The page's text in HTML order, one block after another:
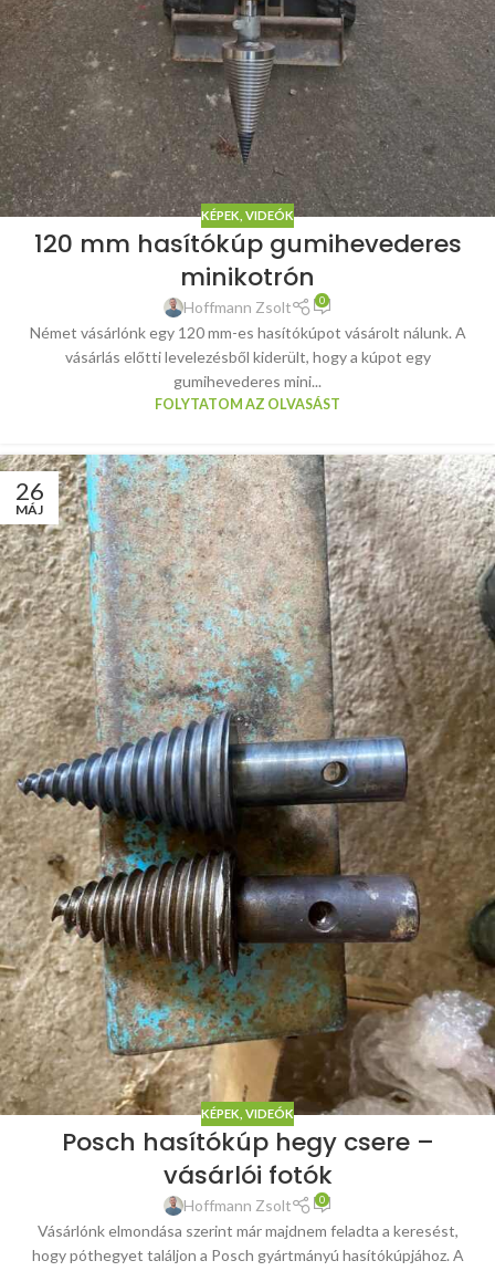
KÉPEK, VIDEÓK
120 mm hasítókúp gumihevederes
minikotrón
Hoffmann Zsolt 0
Német vásárlónk egy 120 mm-es hasítókúpot vásárolt nálunk. A
vásárlás előtti levelezésből kiderült, hogy a kúpot egy
gumihevederes mini...
FOLYTATOM AZ OLVASÁST
26
MÁJ
KÉPEK, VIDEÓK
Posch hasítókúp hegy csere –
vásárlói fotók
Hoffmann Zsolt 0
Vásárlónk elmondása szerint már majdnem feladta a keresést,
hogy póthegyet találjon a Posch gyártmányú hasítókúpjához. A